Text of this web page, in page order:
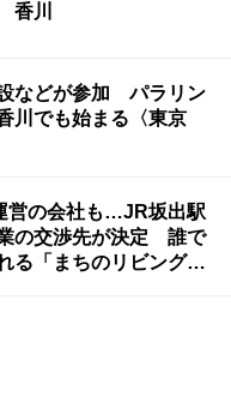
川
などが参加 パラリン
川でも始まる〈東京
営の会社も…JR坂出駅
の交渉先が決定 誰で
る「まちのリビング」